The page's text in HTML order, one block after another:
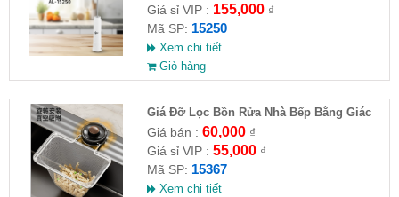
Giá sỉ VIP : 155,000₫
Mã SP: 15250
Xem chi tiết
Giỏ hàng
Giá Đỡ Lọc Bồn Rửa Nhà Bếp Bằng Giác
Hút (Kèm 50 Túi Lọc)
Giá bán : 60,000₫
Giá sỉ VIP : 55,000₫
Mã SP: 15367
Xem chi tiết